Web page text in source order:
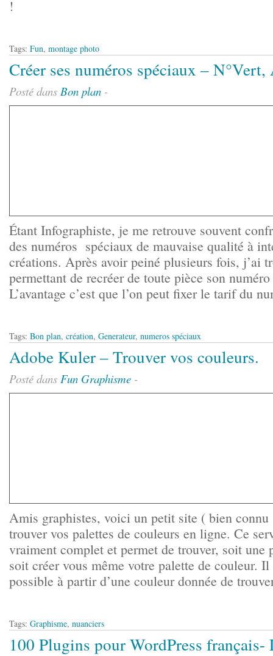
!
Tags: Fun, montage photo
Créer ses numéros spéciaux –
Posté dans Bon plan -
Étant Infographiste, je me retrouve souvent
des numéros spéciaux de mauvaise qualité à
créations. Après avoir peiné plusieurs fois, j’ai
permettant de recréer de toute pièce son
L’avantage c’est que l’on peut fixer le tarif du
Tags: Bon plan, création, Generateur, numeros spéciaux
Adobe Kuler – Trouver vos couleurs.
Posté dans Fun Graphisme -
Amis graphistes, voici un petit site ( bien connu
trouver vos palettes de couleurs en ligne. Ce
vraiment complet et permet de trouver, soit une
soit créer vous même votre palette de couleur. Il
possible à partir d’une couleur donnée de
Tags: Graphisme, nuanciers
100 Plugins pour WordPress français-